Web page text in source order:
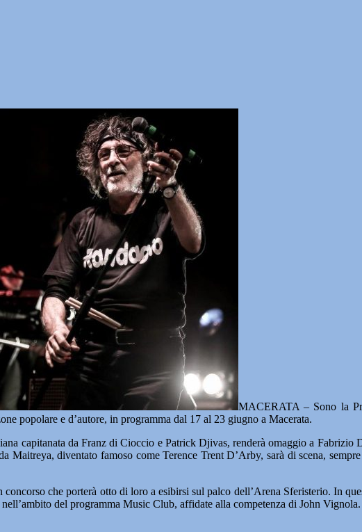
MACERATA – Sono la
popolare e d’autore, in programma dal 17 al 23 giugno a Macerata.
capitanata da Franz di Cioccio e Patrick Djivas, renderà omaggio a
Maitreya, diventato famoso come Terence Trent D’Arby, sarà di scena,
che porterà otto di loro a esibirsi sul palco dell’Arena Sferisterio. In
del programma Music Club, affidate alla competenza di John Vignola.